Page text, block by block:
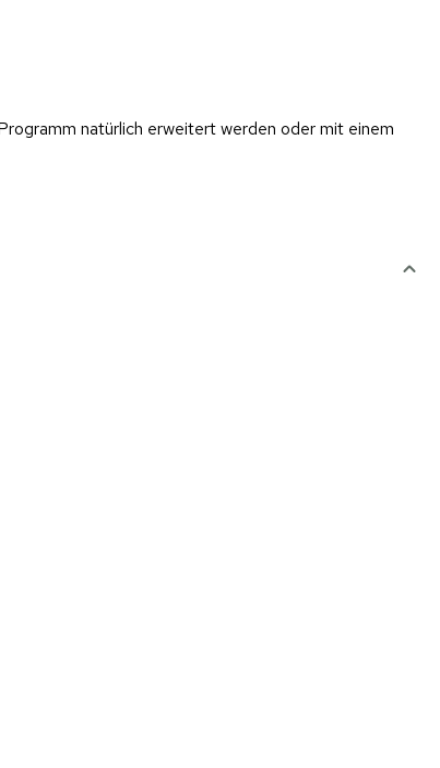
natürlich erweitert werden oder mit einem